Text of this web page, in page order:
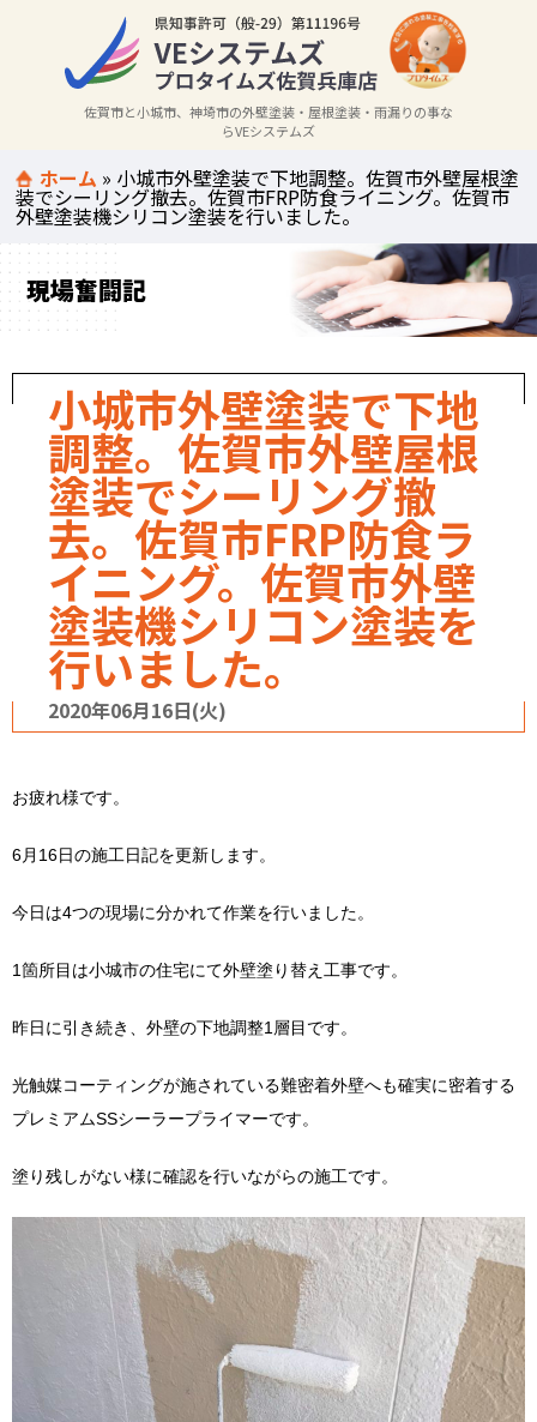
佐賀市と小城市、神埼市の外壁塗装・屋根塗装・雨漏りの事な
らVEシステムズ
ホーム » 小城市外壁塗装で下地調整。佐賀市外壁屋根塗
装でシーリング撤去。佐賀市FRP防食ライニング。佐賀市
外壁塗装機シリコン塗装を行いました。
現場奮闘記
小城市外壁塗装で下地
調整。佐賀市外壁屋根
塗装でシーリング撤
去。佐賀市FRP防食ラ
イニング。佐賀市外壁
塗装機シリコン塗装を
行いました。
2020年06月16日(火)
お疲れ様です。
6月16日の施工日記を更新します。
今日は4つの現場に分かれて作業を行いました。
1箇所目は小城市の住宅にて外壁塗り替え工事です。
昨日に引き続き、外壁の下地調整1層目です。
光触媒コーティングが施されている難密着外壁へも確実に密着する
プレミアムSSシーラープライマーです。
塗り残しがない様に確認を行いながらの施工です。